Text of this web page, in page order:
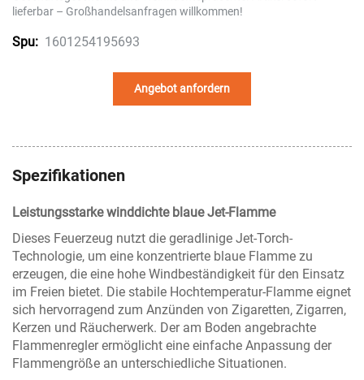
lieferbar – Großhandelsanfragen willkommen!
Spu: 1601254195693
Angebot anfordern
Spezifikationen
Leistungsstarke winddichte blaue Jet-Flamme
Dieses Feuerzeug nutzt die geradlinige Jet-Torch-
Technologie, um eine konzentrierte blaue Flamme zu
erzeugen, die eine hohe Windbeständigkeit für den Einsatz
im Freien bietet. Die stabile Hochtemperatur-Flamme eignet
sich hervorragend zum Anzünden von Zigaretten, Zigarren,
Kerzen und Räucherwerk. Der am Boden angebrachte
Flammenregler ermöglicht eine einfache Anpassung der
Flammengröße an unterschiedliche Situationen.